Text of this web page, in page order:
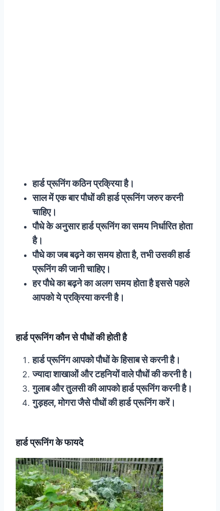
हार्ड प्रूनिंग कठिन प्रक्रिया है।
साल में एक बार पौधों की हार्ड प्रूनिंग जरुर करनी
चाहिए।
पौधे के अनुसार हार्ड प्रूनिंग का समय निर्धारित होता
है।
पौधे का जब बढ़ने का समय होता है, तभी उसकी हार्ड
प्रूनिंग की जानी चाहिए।
हर पौधे का बढ़ने का अलग समय होता है इससे पहले
आपको ये प्रक्रिया करनी है।
हार्ड प्रूनिंग कौन से पौधों की होती है
हार्ड प्रूनिंग आपको पौधों के हिसाब से करनी है।
ज्यादा शाखाओं और टहनियों वाले पौधों की करनी है।
गुलाब और तुलसी की आपको हार्ड प्रूनिंग करनी है।
गुड़हल, मोगरा जैसे पौधों की हार्ड प्रूनिंग करें।
हार्ड प्रूनिंग के फायदे